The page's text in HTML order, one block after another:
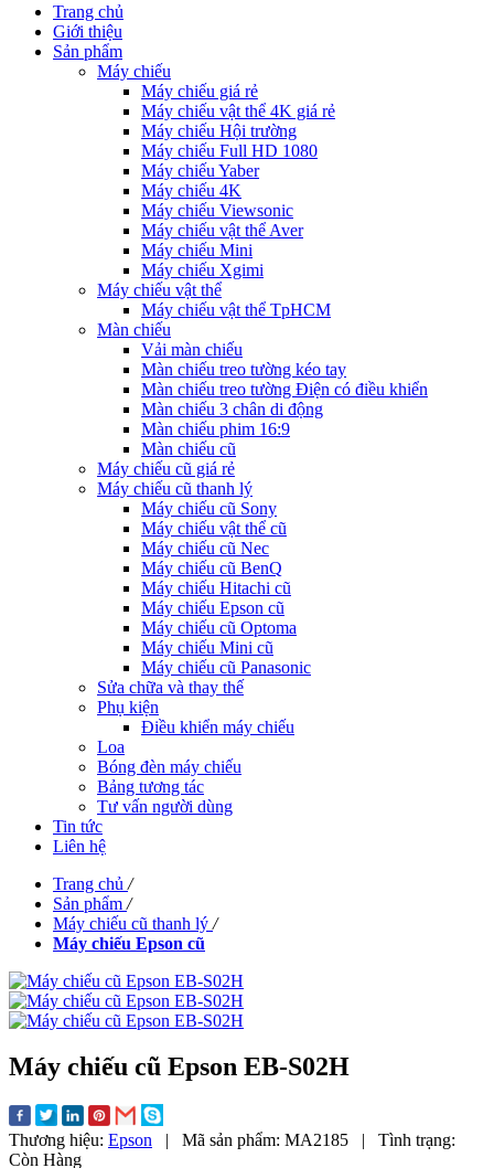
Trang chủ
Giới thiệu
Sản phẩm
Máy chiếu
Máy chiếu giá rẻ
Máy chiếu vật thể 4K giá rẻ
Máy chiếu Hội trường
Máy chiếu Full HD 1080
Máy chiếu Yaber
Máy chiếu 4K
Máy chiếu Viewsonic
Máy chiếu vật thể Aver
Máy chiếu Mini
Máy chiếu Xgimi
Máy chiếu vật thể
Máy chiếu vật thể TpHCM
Màn chiếu
Vải màn chiếu
Màn chiếu treo tường kéo tay
Màn chiếu treo tường Điện có điều khiển
Màn chiếu 3 chân di động
Màn chiếu phim 16:9
Màn chiếu cũ
Máy chiếu cũ giá rẻ
Máy chiếu cũ thanh lý
Máy chiếu cũ Sony
Máy chiếu vật thể cũ
Máy chiếu cũ Nec
Máy chiếu cũ BenQ
Máy chiếu Hitachi cũ
Máy chiếu Epson cũ
Máy chiếu cũ Optoma
Máy chiếu Mini cũ
Máy chiếu cũ Panasonic
Sửa chữa và thay thế
Phụ kiện
Điều khiển máy chiếu
Loa
Bóng đèn máy chiếu
Bảng tương tác
Tư vấn người dùng
Tin tức
Liên hệ
Trang chủ /
Sản phẩm /
Máy chiếu cũ thanh lý /
Máy chiếu Epson cũ
Máy chiếu cũ Epson EB-S02H
Thương hiệu: Epson | Mã sản phẩm: MA2185 |
Tình trạng:
Còn Hàng